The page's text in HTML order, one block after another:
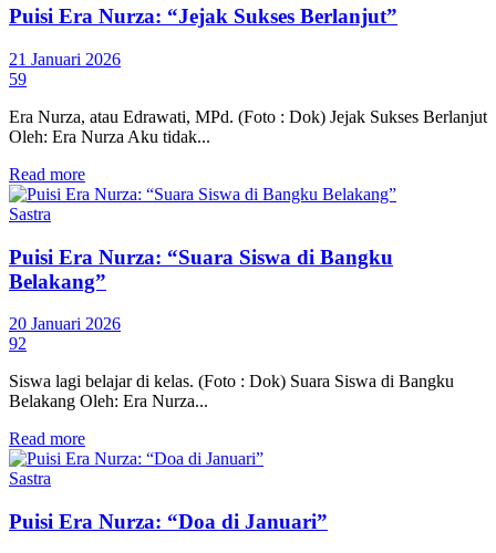
Puisi Era Nurza: “Jejak Sukses Berlanjut”
21 Januari 2026
59
Era Nurza, atau Edrawati, MPd. (Foto : Dok) Jejak Sukses Berlanjut
Oleh: Era Nurza Aku tidak...
Read more
Sastra
Puisi Era Nurza: “Suara Siswa di Bangku
Belakang”
20 Januari 2026
92
Siswa lagi belajar di kelas. (Foto : Dok) Suara Siswa di Bangku
Belakang Oleh: Era Nurza...
Read more
Sastra
Puisi Era Nurza: “Doa di Januari”